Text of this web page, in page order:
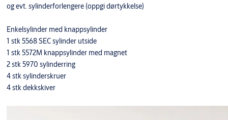
og evt. sylinderforlengere (oppgi dørtykkelse)
Enkelsylinder med knappsylinder
1 stk 5568 SEC sylinder utside
1 stk 5572M knappsylinder med magnet
2 stk 5970 sylinderring
4 stk sylinderskruer
4 stk dekkskiver